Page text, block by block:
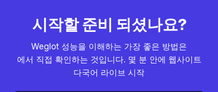
시작할 준비 되셨나요?
Weglot 성능을 이해하는 가장 좋은 방법은
에서 직접 확인하는 것입니다. 몇 분 안에 웹사이트
다국어 라이브 시작